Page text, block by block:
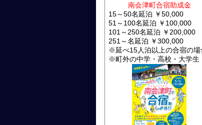
南会津町合宿助成金
15～50名延泊 ￥50,000
51～100名延泊 ￥100,000
101～250名延泊 ￥200,000
251～名延泊 ￥300,000
※延べ15人泊以上の合宿の場
※町外の中学・高校・大学生